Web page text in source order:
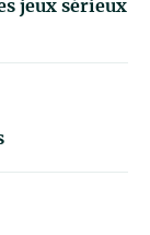
jeux sérieux